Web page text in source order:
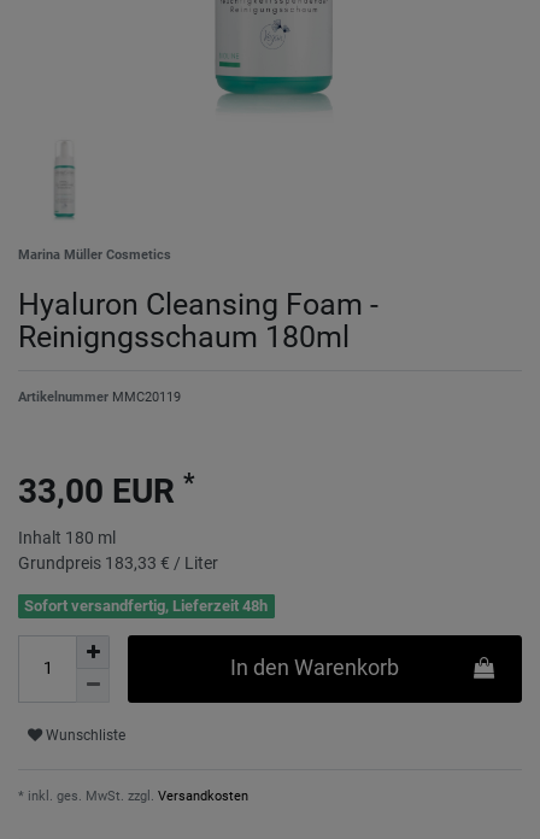
Marina Müller Cosmetics
Hyaluron Cleansing Foam -
Reinigngsschaum 180ml
Artikelnummer MMC20119
33,00 EUR *
Inhalt 180 ml
Grundpreis 183,33 € / Liter
Sofort versandfertig, Lieferzeit 48h
In den Warenkorb
Wunschliste
* inkl. ges. MwSt. zzgl. Versandkosten